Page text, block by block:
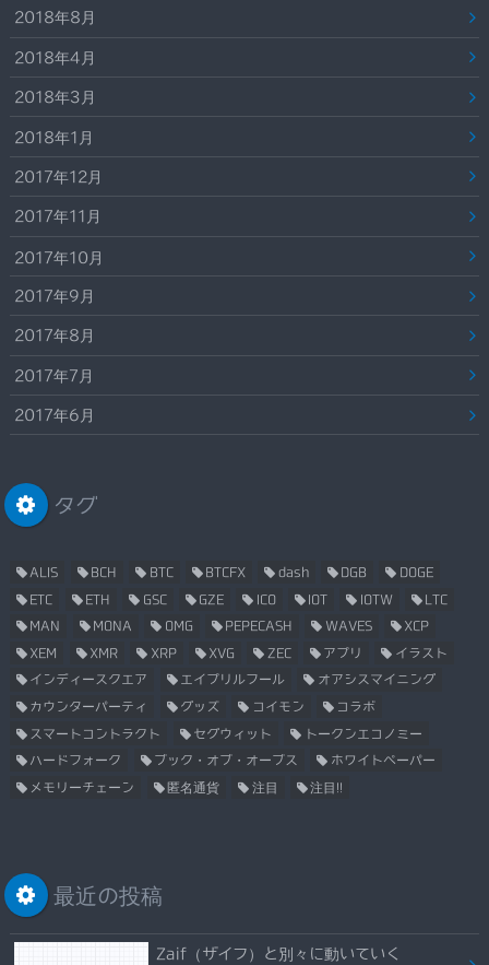
2018年8月
2018年4月
2018年3月
2018年1月
2017年12月
2017年11月
2017年10月
2017年9月
2017年8月
2017年7月
2017年6月
タグ
ALIS BCH BTC BTCFX dash DGB DOGE
ETC ETH GSC GZE ICO IOT IOTW LTC
MAN MONA OMG PEPECASH WAVES XCP
XEM XMR XRP XVG ZEC アプリ イラスト
インディースクエア エイプリルフール オアシスマイニング
カウンターパーティ グッズ コイモン コラボ
スマートコントラクト セグウィット トークンエコノミー
ハードフォーク ブック・オブ・オーブス ホワイトペーパー
メモリーチェーン 匿名通貨 注目 注目!!
最近の投稿
Zaif（ザイフ）と別々に動いていく